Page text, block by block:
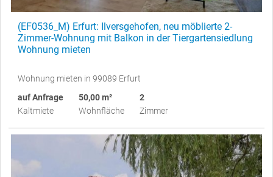
(EF0536_M) Erfurt: Ilversgehofen, neu möblierte 2-
Zimmer-Wohnung mit Balkon in der Tiergartensiedlung
Wohnung mieten
Wohnung mieten in 99089 Erfurt
auf Anfrage
Kaltmiete
50,00 m²
Wohnfläche
2
Zimmer